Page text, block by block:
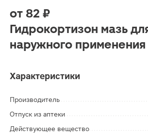
от 82 ₽
Гидрокортизон мазь
наружного применения
Характеристики
Производитель
Отпуск из аптеки
Действующее вещество